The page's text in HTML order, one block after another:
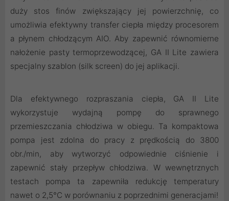
duży stos finów zwiększający jej powierzchnię, co
umożliwia efektywny transfer ciepła między procesorem
a płynem chłodzącym AIO. Aby zapewnić równomierne
nałożenie pasty termoprzewodzącej, GA II Lite zawiera
specjalny szablon (silk screen) do jej aplikacji.
Dla efektywnego rozpraszania ciepła, GA II Lite
wykorzystuje wydajną pompę do sprawnego
przemieszczania chłodziwa w obiegu. Ta kompaktowa
pompa jest zdolna do pracy z prędkością do 3800
obr./min, aby wytworzyć odpowiednie ciśnienie i
zapewnić stały przepływ chłodziwa. W wewnętrznych
testach pompa ta zapewniła redukcję temperatury
nawet o 2,5°C w porównaniu z poprzednimi generacjami!